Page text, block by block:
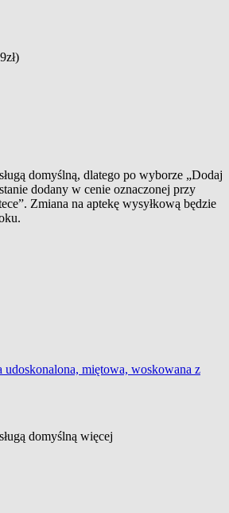
)
domyślną, dlatego po wyborze „Dodaj
dodany w cenie oznaczonej przy
Zmiana na aptekę wysyłkową będzie
udoskonalona, miętowa, woskowana z
domyślną więcej